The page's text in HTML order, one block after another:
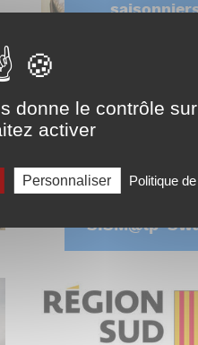
SISM@lp-
donne le contrôle
activer
Personnaliser Politique